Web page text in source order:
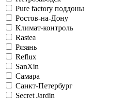
Pure factory поддоны
Ростов-на-Дону
Климат-контроль
Rastea
Рязань
Reflux
SanXin
Самара
Санкт-Петербург
Secret Jardin